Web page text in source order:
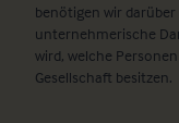
benötigen wir
unternehmerische
wird, welche
Gesellschaft besitzen.